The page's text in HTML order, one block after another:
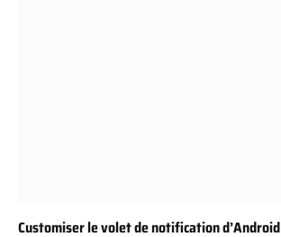
Customiser le volet de notification d’Android